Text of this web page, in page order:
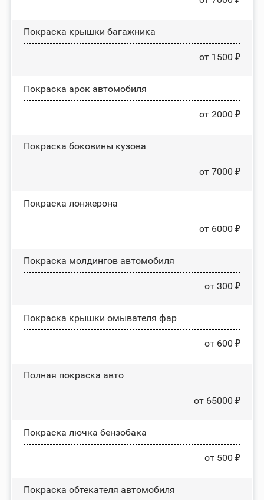
Покраска крышки багажника
от 1500 ₽
Покраска арок автомобиля
от 2000 ₽
Покраска боковины кузова
от 7000 ₽
Покраска лонжерона
от 6000 ₽
Покраска молдингов автомобиля
от 300 ₽
Покраска крышки омывателя фар
от 600 ₽
Полная покраска авто
от 65000 ₽
Покраска лючка бензобака
от 500 ₽
Покраска обтекателя автомобиля